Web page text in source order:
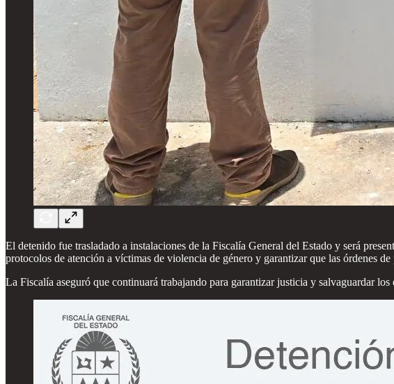
El detenido fue trasladado a instalaciones de la Fiscalía General del Estado y será
protocolos de atención a víctimas de violencia de género y garantizar que las órdenes
La Fiscalía aseguró que continuará trabajando para garantizar justicia y salvaguardar